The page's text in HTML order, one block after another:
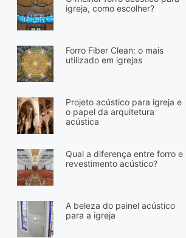
igreja, como escolher?
Forro Fiber Clean: o mais
utilizado em igrejas
Projeto acústico para igreja e
o papel da arquitetura
acústica
Qual a diferença entre forro e
revestimento acústico?
A beleza do painel acústico
para a igreja